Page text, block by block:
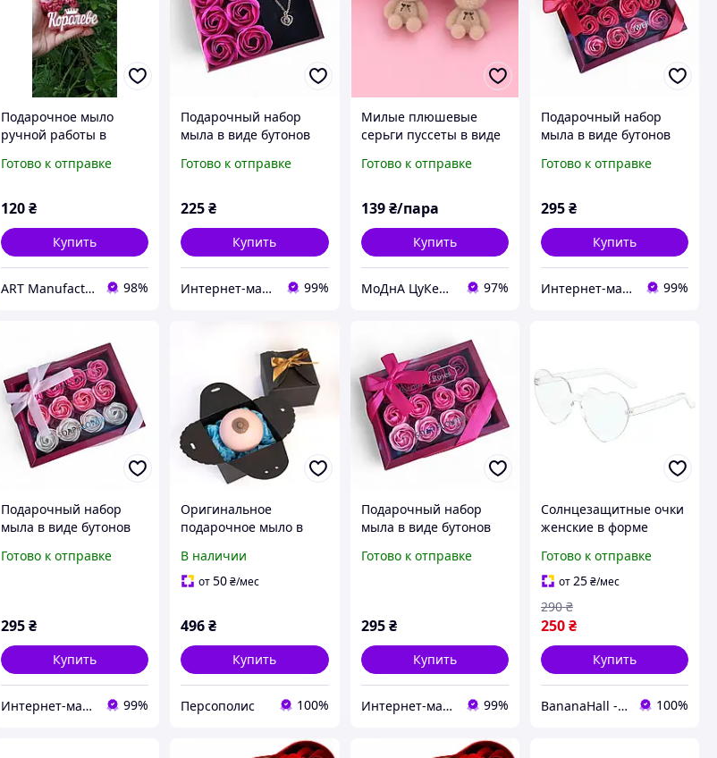
Подарочное мыло
ручной работы в
"Королеве"
Готово к отправке
120₴
Купить
ART Manufactura 98%
Подарочный набор
мыла в виде бутонов
№2
Готово к отправке
225₴
Купить
Интернет-магазин "В костюме" 99%
Милые плюшевые
серьги пуссеты в виде
вариант для подарка.
Готово к отправке
139 ₴/пара
Купить
МоДнА ЦуКеРоЧкА 97%
Подарочный набор
мыла в виде бутонов
Готово к отправке
295₴
Купить
Интернет-магазин "В костюме" 99%
Подарочный набор
мыла в виде бутонов
Готово к отправке
295₴
Купить
Интернет-магазин "В костюме" 99%
Оригинальное
подарочное мыло в
(телесный)
В наличии
от50₴/мес
496₴
Купить
Персополис 100%
Подарочный набор
мыла в виде бутонов
Готово к отправке
295 ₴
Купить
Интернет-магазин "В костюме" 99%
Солнцезащитные очки
женские в форме
глаз милые
Прозрачные (A9632)
Готово к отправке
от25₴/мес
250₴
290 ₴
Купить
BananaHall - Інтернет-магазин 100%